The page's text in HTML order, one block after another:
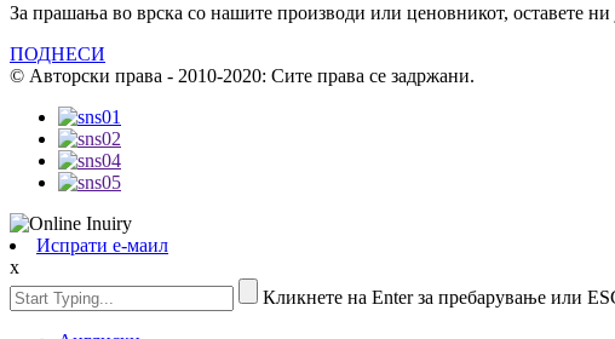
За прашања во врска со нашите производи или ценовникот, оставете ни
ПОДНЕСИ
© Авторски права - 2010-2020: Сите права се задржани.
Испрати е-маил
x
Кликнете на Enter за пребарување или